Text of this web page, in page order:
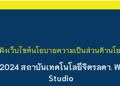
สถาบันเทคโนโลยีจิตรลดา.
Studio
งเว็บไซต์นโยบายความเป็นส่วนตัวนโ